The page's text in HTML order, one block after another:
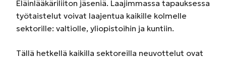
Eläinlääkäriliiton jäseniä. Laajimmassa tapauksessa
työtaistelut voivat laajentua kaikille kolmelle
sektorille: valtiolle, yliopistoihin ja kuntiin.
Tällä hetkellä kaikilla sektoreilla neuvottelut ovat